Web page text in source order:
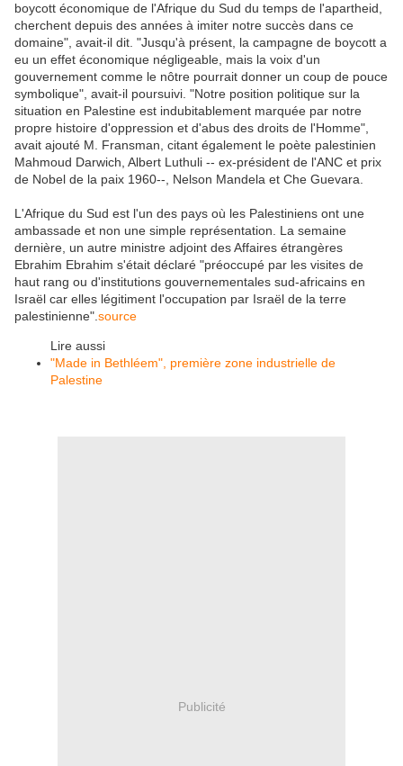
boycott économique de l'Afrique du Sud du temps de l'apartheid,
cherchent depuis des années à imiter notre succès dans ce
domaine", avait-il dit. "Jusqu'à présent, la campagne de boycott a
eu un effet économique négligeable, mais la voix d'un
gouvernement comme le nôtre pourrait donner un coup de pouce
symbolique", avait-il poursuivi. "Notre position politique sur la
situation en Palestine est indubitablement marquée par notre
propre histoire d'oppression et d'abus des droits de l'Homme",
avait ajouté M. Fransman, citant également le poète palestinien
Mahmoud Darwich, Albert Luthuli -- ex-président de l'ANC et prix
de Nobel de la paix 1960--, Nelson Mandela et Che Guevara.
L'Afrique du Sud est l'un des pays où les Palestiniens ont une
ambassade et non une simple représentation. La semaine
dernière, un autre ministre adjoint des Affaires étrangères
Ebrahim Ebrahim s'était déclaré "préoccupé par les visites de
haut rang ou d'institutions gouvernementales sud-africains en
Israël car elles légitiment l'occupation par Israël de la terre
palestinienne". source
Lire aussi
"Made in Bethléem", première zone industrielle de
Palestine
Publicité